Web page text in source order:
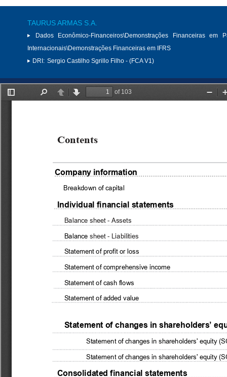
TAURUS ARMAS S.A.
Dados Econômico-Financeiros\Demonstrações Financeiras em
Internacionais\Demonstrações Financeiras em IFRS
DRI: Sergio Castilho Sgrillo Filho - (FCA V1)